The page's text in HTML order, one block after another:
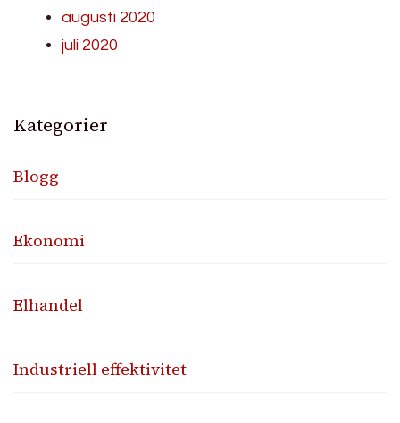
augusti 2020
juli 2020
Kategorier
Blogg
Ekonomi
Elhandel
Industriell effektivitet